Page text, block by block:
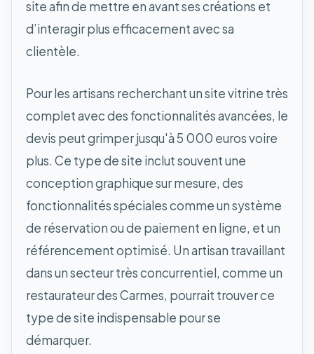
site afin de mettre en avant ses créations et
d’interagir plus efficacement avec sa
clientèle.
Pour les artisans recherchant un site vitrine très
complet avec des fonctionnalités avancées, le
devis peut grimper jusqu'à 5 000 euros voire
plus. Ce type de site inclut souvent une
conception graphique sur mesure, des
fonctionnalités spéciales comme un système
de réservation ou de paiement en ligne, et un
référencement optimisé. Un artisan travaillant
dans un secteur très concurrentiel, comme un
restaurateur des Carmes, pourrait trouver ce
type de site indispensable pour se
démarquer.